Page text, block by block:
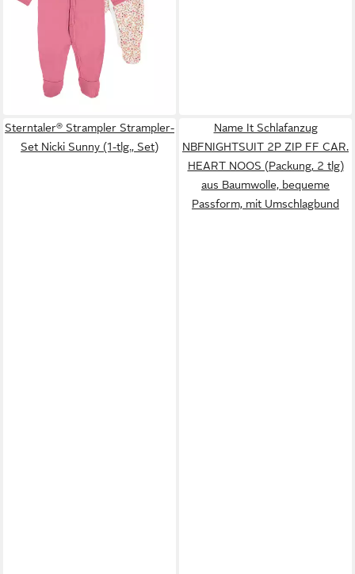
Sterntaler® Strampler Strampler-
Set Nicki Sunny (1-tlg., Set)
Name It Schlafanzug
NBFNIGHTSUIT 2P ZIP FF CAR.
HEART NOOS (Packung, 2 tlg)
aus Baumwolle, bequeme
Passform, mit Umschlagbund